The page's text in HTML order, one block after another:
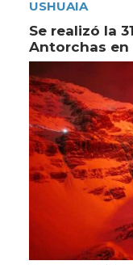
USHUAIA
Se realizó la
Antorchas en